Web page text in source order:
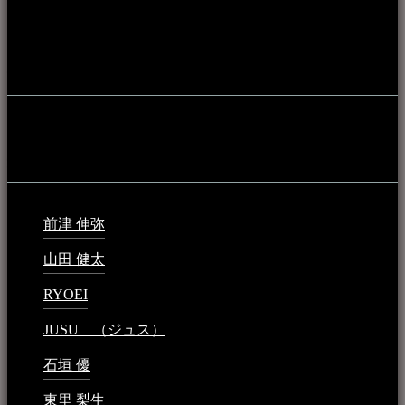
前津 伸弥
山田 健太
RYOEI
JUSU （ジュス）
石垣 優
東里 梨生